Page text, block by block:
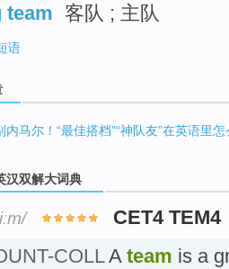
team 客队 ; 主队
语
内马尔！“最佳搭档”“神队友”在英语里
汉双解大词典
CET4 TEM4
COLLA team is a